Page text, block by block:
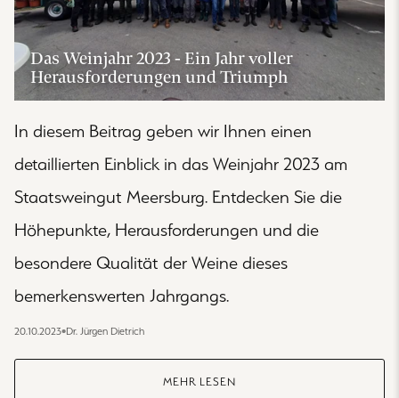
Das Weinjahr 2023 - Ein Jahr voller
Herausforderungen und Triumph
In diesem Beitrag geben wir Ihnen einen
detaillierten Einblick in das Weinjahr 2023 am
Staatsweingut Meersburg. Entdecken Sie die
Höhepunkte, Herausforderungen und die
besondere Qualität der Weine dieses
bemerkenswerten Jahrgangs.
20.10.2023•Dr. Jürgen Dietrich
MEHR LESEN